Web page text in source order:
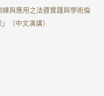
與應用之法遵實踐與學術倫
（中文演講）